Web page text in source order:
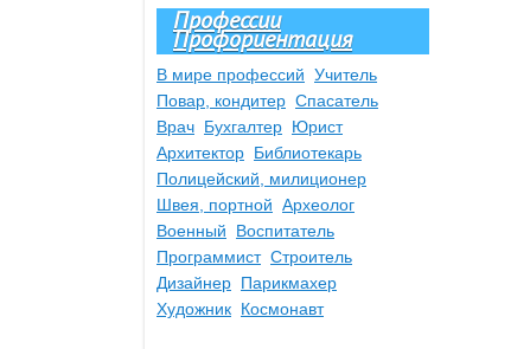
Профессии
Профориентация
В мире профессий Учитель
Повар, кондитер Спасатель
Врач Бухгалтер Юрист
Архитектор Библиотекарь
Полицейский, милиционер
Швея, портной Археолог
Военный
Воспитатель
Программист Строитель
Дизайнер Парикмахер
Художник Космонавт